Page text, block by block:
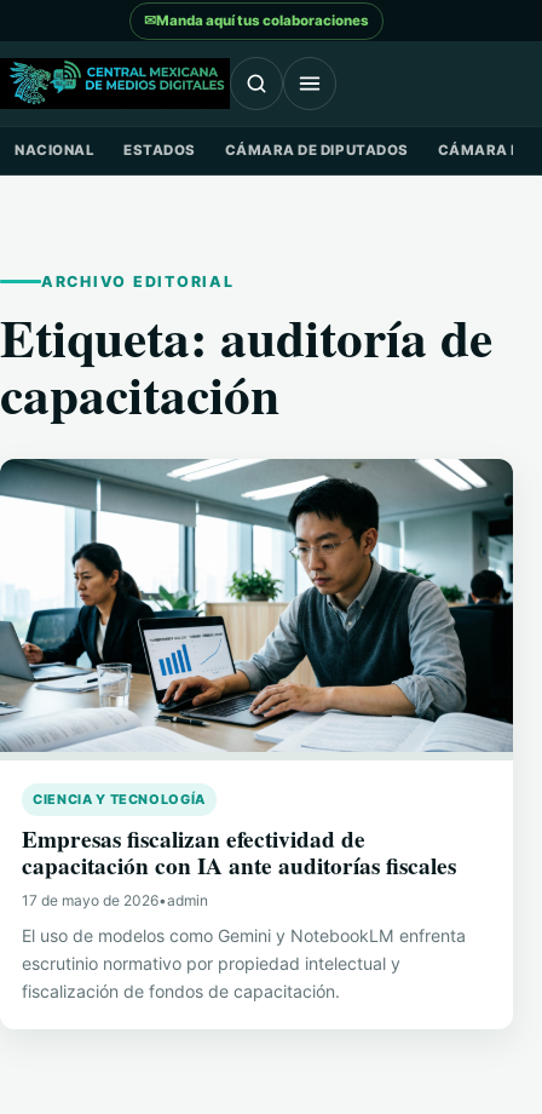
Saltar al contenido
✉Manda aquí tus colaboraciones
NACIONAL ESTADOS CÁMARA DE DIPUTADOS CÁMARA DE
ARCHIVO EDITORIAL
Etiqueta: auditoría de
capacitación
CIENCIA Y TECNOLOGÍA
Empresas fiscalizan efectividad de
capacitación con IA ante auditorías fiscales
17 de mayo de 2026•admin
El uso de modelos como Gemini y NotebookLM enfrenta
escrutinio normativo por propiedad intelectual y
fiscalización de fondos de capacitación.